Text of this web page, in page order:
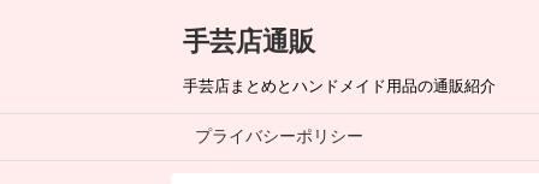
手芸店通販
手芸店まとめとハンドメイド用品の通販紹介
プライバシーポリシー